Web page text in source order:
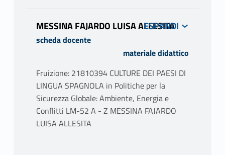
MESSINA FAJARDO LUISA ALLESITA
scheda docente
materiale didattico
Fruizione: 21810394 CULTURE DEI PAESI DI
LINGUA SPAGNOLA in Politiche per la
Sicurezza Globale: Ambiente, Energia e
Conflitti LM-52 A - Z MESSINA FAJARDO
LUISA ALLESITA